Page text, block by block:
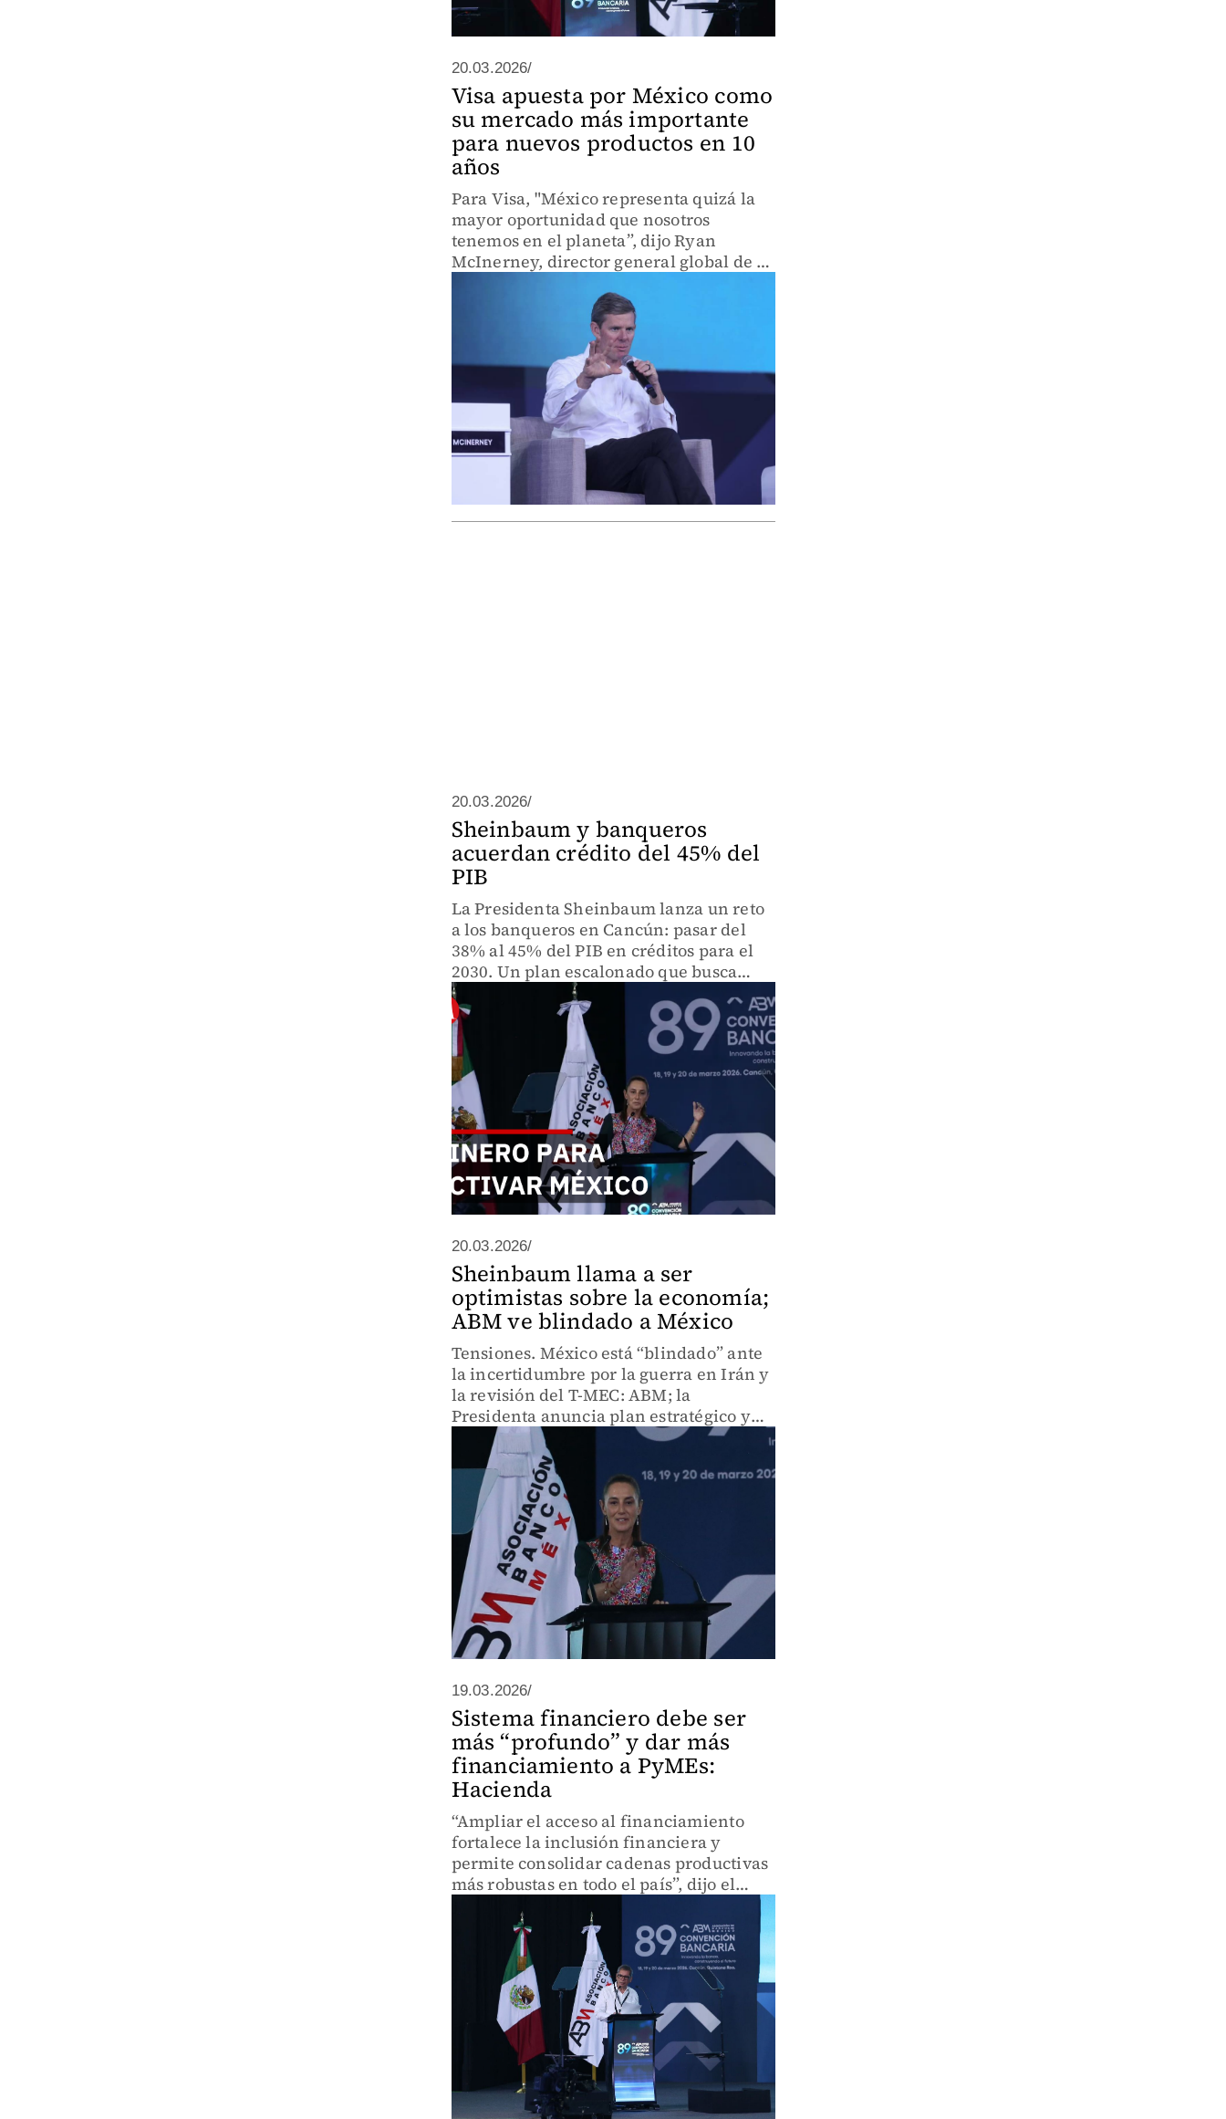
20.03.2026/
Visa apuesta por México como
su mercado más importante
para nuevos productos en 10
años
Para Visa, "México representa quizá la
mayor oportunidad que nosotros
tenemos en el planeta”, dijo Ryan
McInerney, director general global de la
20.03.2026/
Sheinbaum y banqueros
acuerdan crédito del 45% del
PIB
La Presidenta Sheinbaum lanza un reto
a los banqueros en Cancún: pasar del
38% al 45% del PIB en créditos para el
2030. Un plan escalonado que busca
encender el motor de la economía
mexicana.
20.03.2026/
Sheinbaum llama a ser
optimistas sobre la economía;
ABM ve blindado a México
Tensiones. México está “blindado” ante
la incertidumbre por la guerra en Irán y
la revisión del T-MEC: ABM; la
Presidenta anuncia plan estratégico y
garantiza estancia feliz en el Mundial.
19.03.2026/
Sistema financiero debe ser
más “profundo” y dar más
financiamiento a PyMEs:
Hacienda
“Ampliar el acceso al financiamiento
fortalece la inclusión financiera y
permite consolidar cadenas productivas
más robustas en todo el país”, dijo el
titular de Hacienda.